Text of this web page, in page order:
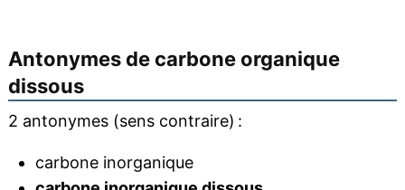
Antonymes de carbone organique
dissous
2 antonymes (sens contraire) :
carbone inorganique